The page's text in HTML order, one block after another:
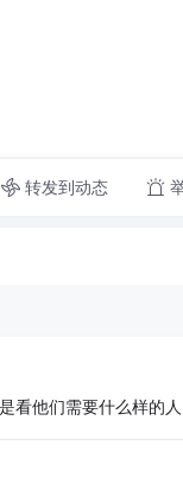
转发到动态
他们需要什么样的人